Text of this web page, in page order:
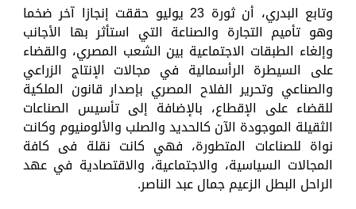
وتابع البدري، أن ثورة 23 يوليو حققت إنجازا آخر ضخما
وهو تأميم التجارة والصناعة التي استأثر بها الأجانب
وإلغاء الطبقات الاجتماعية بين الشعب المصري، والقضاء
على السيطرة الرأسمالية في مجالات الإنتاج الزراعي
والصناعي وتحرير الفلاح المصري بإصدار قانون الملكية
للقضاء على الإقطاع، بالإضافة إلى تأسيس الصناعات
الثقيلة الموجودة الآن كالحديد والصلب والألومنيوم وكانت
نواة للصناعات المتطورة، فهي كانت نقلة فى كافة
المجالات السياسية، والاجتماعية، والاقتصادية في عهد
الراحل البطل الزعيم جمال عبد الناصر.